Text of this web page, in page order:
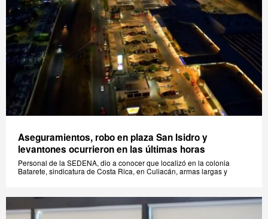
Aseguramientos, robo en plaza San Isidro y
levantones ocurrieron en las últimas horas
Personal de la SEDENA, dio a conocer que localizó en la colonia
Batarete, sindicatura de Costa Rica, en Culiacán, armas largas y